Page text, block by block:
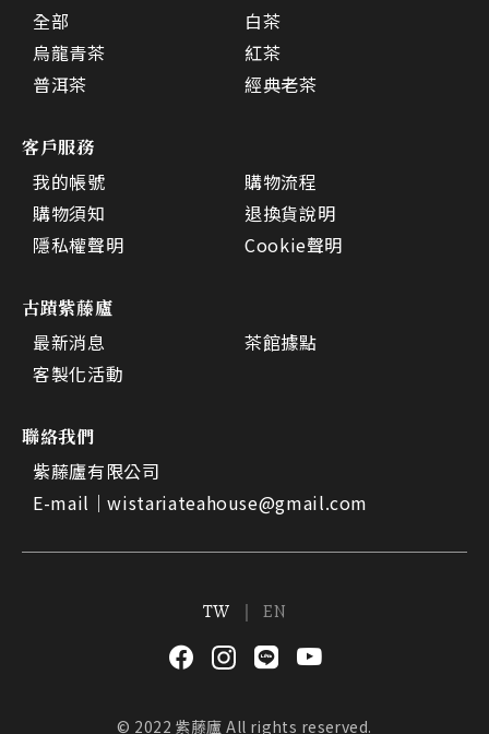
全部
白茶
烏龍青茶
紅茶
普洱茶
經典老茶
客戶服務
我的帳號
購物流程
購物須知
退換貨說明
隱私權聲明
Cookie聲明
古蹟紫藤廬
最新消息
茶館據點
客製化活動
聯絡我們
紫藤廬有限公司
E-mail｜wistariateahouse@gmail.com
TW EN
© 2022 紫藤廬 All rights reserved.